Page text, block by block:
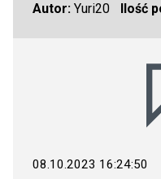
Autor: Yuri20 Ilość
08.10.2023 16:24:50